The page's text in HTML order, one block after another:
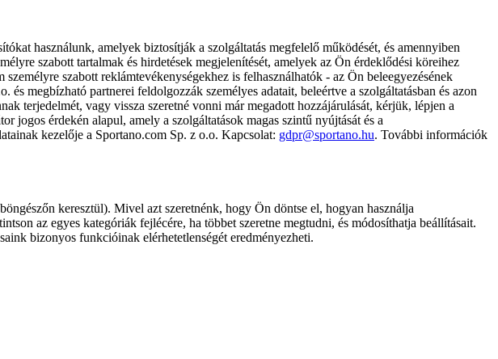
használunk, amelyek biztosítják a szolgáltatás megfelelő működését, és amennyiben
szabott tartalmak és hirdetések megjelenítését, amelyek az Ön érdeklődési köreihez
szabott reklámtevékenységekhez is felhasználhatók - az Ön beleegyezésének
megbízható partnerei feldolgozzák személyes adatait, beleértve a szolgáltatásban és azon
terjedelmét, vagy vissza szeretné vonni már megadott hozzájárulását, kérjük, lépjen a
jogos érdekén alapul, amely a szolgáltatások magas szintű nyújtását és a
kezelője a Sportano.com Sp. z o.o. Kapcsolat: gdpr@sportano.hu. További információk
keresztül). Mivel azt szeretnénk, hogy Ön döntse el, hogyan használja
az egyes kategóriák fejlécére, ha többet szeretne megtudni, és módosíthatja beállításait.
bizonyos funkcióinak elérhetetlenségét eredményezheti.